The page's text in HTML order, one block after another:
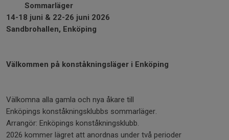
Sommarläger
14-18 juni & 22-26 juni 2026
Sandbrohallen, Enköping
Välkommen på konståkningsläger i Enköping
Välkomna alla gamla och nya åkare till
Enköpings konståkningsklubbs sommarläger.
Arrangör: Enköpings konståkningsklubb.
2026 kommer lägret att anordnas under två perioder